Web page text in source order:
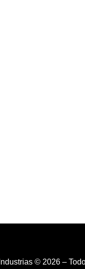
© 2026 –